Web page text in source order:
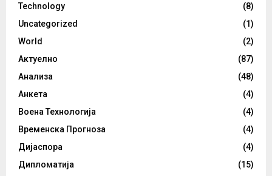
Technology
(8)
Uncategorized
(1)
World
(2)
Актуелно
(87)
Анализа
(48)
Анкета
(4)
Воена Технологија
(4)
Временска Прогноза
(4)
Дијаспора
(4)
Дипломатија
(15)